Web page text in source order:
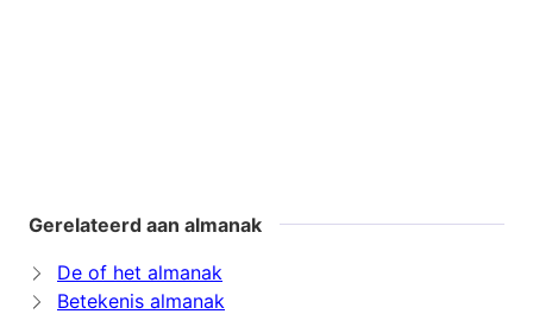
Gerelateerd aan almanak
De of het almanak
Betekenis almanak